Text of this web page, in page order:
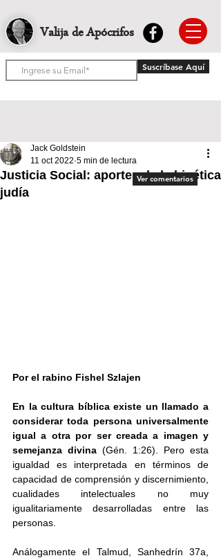
Valija de Apócrifos
Suscríbase Aquí
Justicia Social: aportes de la bioética
judía
Jack Goldstein
11 oct 2022 5 min de lectura
Por el rabino Fishel Szlajen
En la cultura bíblica existe un llamado a
considerar toda persona universalmente
igual a otra por ser creada a imagen y
semejanza divina (Gén. 1:26). Pero esta
igualdad es interpretada en términos de
capacidad de comprensión y discernimiento,
cualidades intelectuales no muy
igualitariamente desarrolladas entre las
personas.
Análogamente el Talmud, Sanhedrín 37a,
Ver comentarios